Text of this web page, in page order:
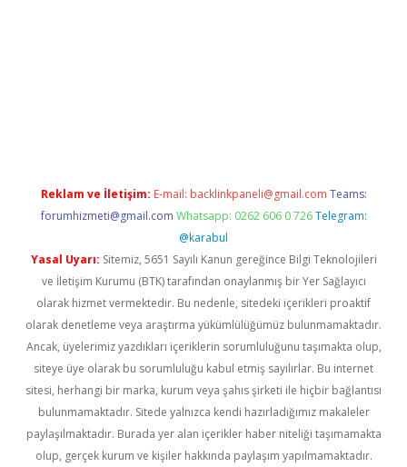
Reklam ve İletişim: E-mail: backlinkpaneli@gmail.com Teams:
forumhizmeti@gmail.com Whatsapp: 0262 606 0 726 Telegram:
@karabul
Yasal Uyarı: Sitemiz, 5651 Sayılı Kanun gereğince Bilgi Teknolojileri
ve İletişim Kurumu (BTK) tarafından onaylanmış bir Yer Sağlayıcı
olarak hizmet vermektedir. Bu nedenle, sitedeki içerikleri proaktif
olarak denetleme veya araştırma yükümlülüğümüz bulunmamaktadır.
Ancak, üyelerimiz yazdıkları içeriklerin sorumluluğunu taşımakta olup,
siteye üye olarak bu sorumluluğu kabul etmiş sayılırlar. Bu internet
sitesi, herhangi bir marka, kurum veya şahıs şirketi ile hiçbir bağlantısı
bulunmamaktadır. Sitede yalnızca kendi hazırladığımız makaleler
paylaşılmaktadır. Burada yer alan içerikler haber niteliği taşımamakta
olup, gerçek kurum ve kişiler hakkında paylaşım yapılmamaktadır.